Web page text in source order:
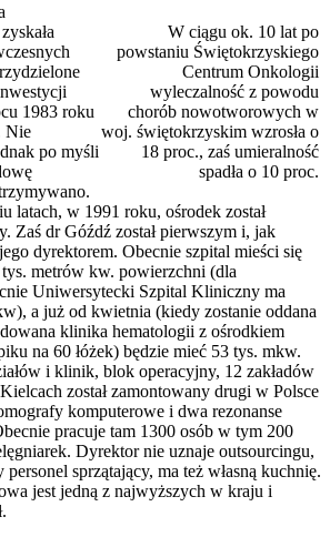
W ciągu ok. 10 lat po
powstaniu Świętokrzyskiego
Centrum Onkologii
wyleczalność z powodu
chorób nowotworowych w
woj. świętokrzyskim wzrosła o
18 proc., zaś umieralność
spadła o 10 proc.
1983 roku
Nie
po myśli
latach, w 1991 roku, ośrodek został
Zaś dr Góźdź został pierwszym i, jak
dyrektorem. Obecnie szpital mieści się
metrów kw. powierzchni (dla
Uniwersytecki Szpital Kliniczny ma
a już od kwietnia (kiedy zostanie oddana
klinika hematologii z ośrodkiem
na 60 łóżek) będzie mieć 53 tys. mkw.
i klinik, blok operacyjny, 12 zakładów
został zamontowany drugi w Polsce
komputerowe i dwa rezonanse
pracuje tam 1300 osób w tym 200
Dyrektor nie uznaje outsourcingu,
personel sprzątający, ma też własną kuchnię.
jest jedną z najwyższych w kraju i